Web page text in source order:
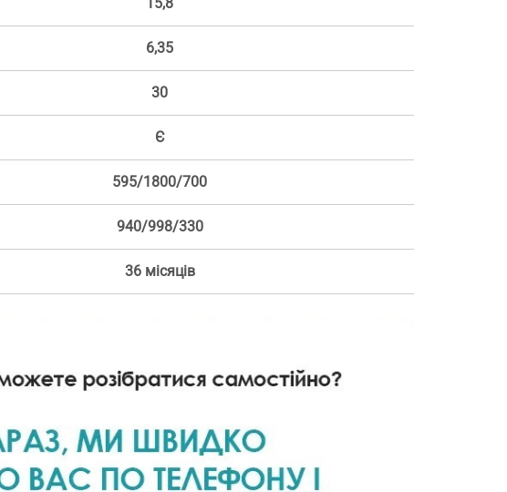
15,8
6,35
30
Є
595/1800/700
940/998/330
36 місяців